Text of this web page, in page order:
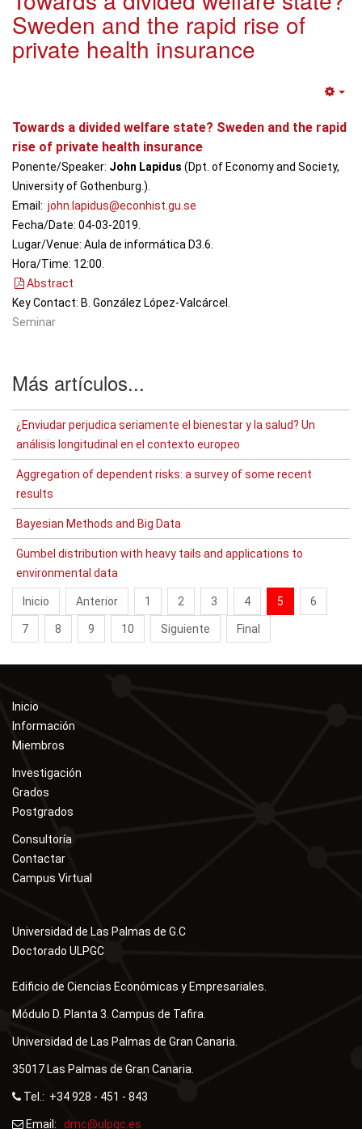
Sweden and the rapid rise of
private health insurance
Towards a divided welfare state? Sweden and the rapid
rise of private health insurance
Ponente/Speaker: John Lapidus (Dpt. of Economy and Society,
University of Gothenburg.).
Email: john.lapidus@econhist.gu.se
Fecha/Date: 04-03-2019.
Lugar/Venue: Aula de informática D3.6.
Hora/Time: 12:00.
Abstract
Key Contact: B. González López-Valcárcel.
Seminar
Más artículos...
¿Enviudar perjudica seriamente el bienestar y la salud? Un
análisis longitudinal en el contexto europeo
Aggregation of dependent risks: a survey of some recent
results
Bayesian Methods and Big Data
Gumbel distribution with heavy tails and applications to
environmental data
Inicio Anterior 1 2 3 4 5 6
7 8 9 10 Siguiente Final
Inicio
Información
Miembros
Investigación
Grados
Postgrados
Consultoría
Contactar
Campus Virtual
Universidad de Las Palmas de G.C
Doctorado ULPGC
Edificio de Ciencias Económicas y Empresariales.
Módulo D. Planta 3. Campus de Tafira.
Universidad de Las Palmas de Gran Canaria.
35017 Las Palmas de Gran Canaria.
Tel.: +34 928 - 451 - 843
Email: dmc@ulpgc.es